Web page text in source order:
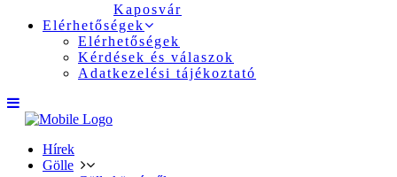
Kaposvár
Elérhetőségek
Elérhetőségek
Kérdések és válaszok
Adatkezelési tájékoztató
Hírek
Gölle